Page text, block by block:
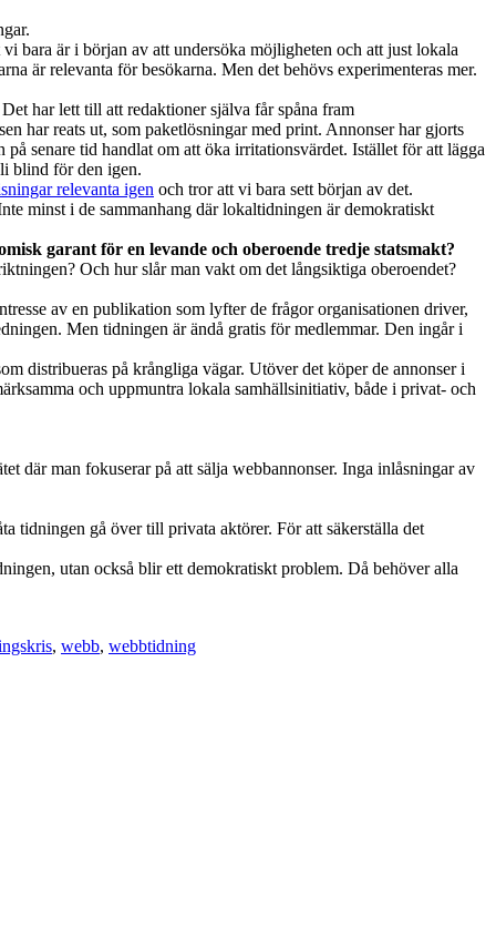
bara är i början av att undersöka möjligheten och att just lokala
är relevanta för besökarna. Men det behövs experimenteras mer.
har lett till att redaktioner själva får spåna fram
har reats ut, som paketlösningar med print. Annonser har gjorts
senare tid handlat om att öka irritationsvärdet. Istället för att lägga
blind för den igen.
relevanta igen och tror att vi bara sett början av det.
minst i de sammanhang där lokaltidningen är demokratiskt
garant för en levande och oberoende tredje statsmakt?
Och hur slår man vakt om det långsiktiga oberoendet?
av en publikation som lyfter de frågor organisationen driver,
Men tidningen är ändå gratis för medlemmar. Den ingår i
distribueras på krångliga vägar. Utöver det köper de annonser i
och uppmuntra lokala samhällsinitiativ, både i privat- och
där man fokuserar på att sälja webbannonser. Inga inlåsningar av
tidningen gå över till privata aktörer. För att säkerställa det
utan också blir ett demokratiskt problem. Då behöver alla
, webb, webbtidning